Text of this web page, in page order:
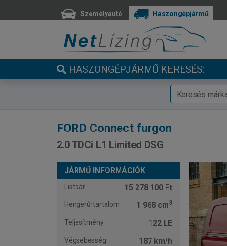
Személyautó Haszongépjármű
HASZONGÉPJÁRMŰ KERESÉS:
FORD Connect furgon
2.0 TDCi L1 Limited DSG
JÁRMŰ INFORMÁCIÓK
Listaár 15 278 100 Ft
Hengerűrtartalom 1 968 cm3
Teljesítmény 122 LE
Végsebesség 187 km/h